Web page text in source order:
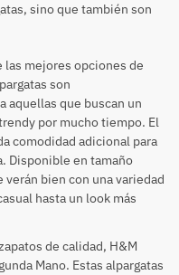
sino que también son
las mejores opciones de
son
aquellas que buscan un
por mucho tiempo. El
comodidad adicional para
Disponible en tamaño
verán bien con una variedad
hasta un look más
de calidad, H&M
Mano. Estas alpargatas